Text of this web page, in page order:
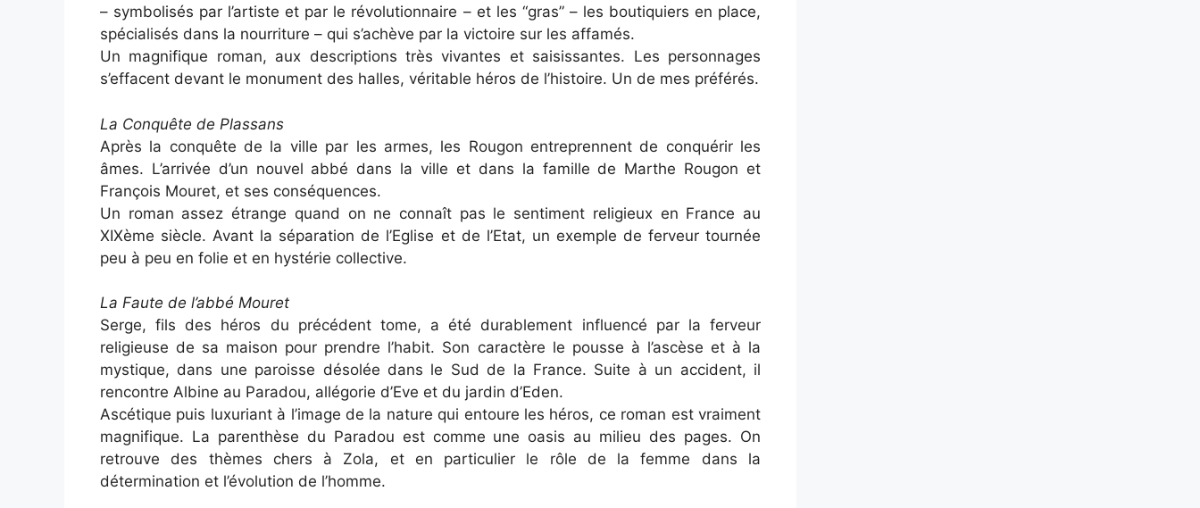
– symbolisés par l’artiste et par le révolutionnaire – et les “gras” – les boutiquiers en place,
spécialisés dans la nourriture – qui s’achève par la victoire sur les affamés.
Un magnifique roman, aux descriptions très vivantes et saisissantes. Les personnages
s’effacent devant le monument des halles, véritable héros de l’histoire. Un de mes préférés.
La Conquête de Plassans
Après la conquête de la ville par les armes, les Rougon entreprennent de conquérir les
âmes. L’arrivée d’un nouvel abbé dans la ville et dans la famille de Marthe Rougon et
François Mouret, et ses conséquences.
Un roman assez étrange quand on ne connaît pas le sentiment religieux en France au
XIXème siècle. Avant la séparation de l’Eglise et de l’Etat, un exemple de ferveur tournée
peu à peu en folie et en hystérie collective.
La Faute de l’abbé Mouret
Serge, fils des héros du précédent tome, a été durablement influencé par la ferveur
religieuse de sa maison pour prendre l’habit. Son caractère le pousse à l’ascèse et à la
mystique, dans une paroisse désolée dans le Sud de la France. Suite à un accident, il
rencontre Albine au Paradou, allégorie d’Eve et du jardin d’Eden.
Ascétique puis luxuriant à l’image de la nature qui entoure les héros, ce roman est vraiment
magnifique. La parenthèse du Paradou est comme une oasis au milieu des pages. On
retrouve des thèmes chers à Zola, et en particulier le rôle de la femme dans la
détermination et l’évolution de l’homme.